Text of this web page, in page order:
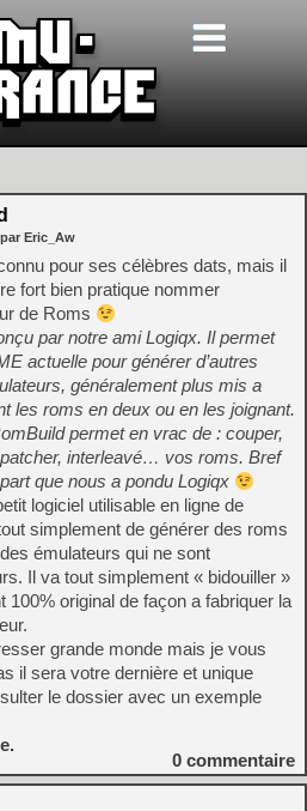
par Eric_Aw
pour ses célèbres dats, mais il
fort bien pratique nommer
de Roms
par notre ami Logiqx. Il permet
actuelle pour générer d’autres
généralement plus mis a
les roms en deux ou en les joignant.
permet en vrac de : couper,
interleavé… vos roms. Bref
que nous a pondu Logiqx
logiciel utilisable en ligne de
simplement de générer des roms
émulateurs qui ne sont
Il va tout simplement « bidouiller »
original de façon a fabriquer la
grande monde mais je vous
il sera votre dernière et unique
le dossier avec un exemple
0 commentaire